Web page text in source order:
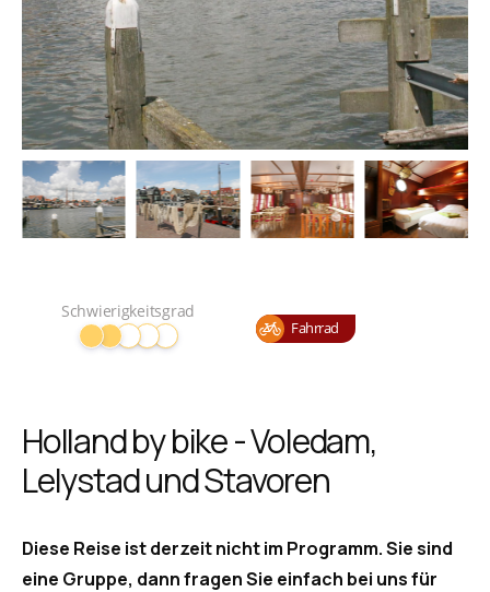
Schwierigkeitsgrad
Fahrrad
Holland by bike - Voledam,
Lelystad und Stavoren
Diese Reise ist derzeit nicht im Programm. Sie sind
eine Gruppe, dann fragen Sie einfach bei uns für